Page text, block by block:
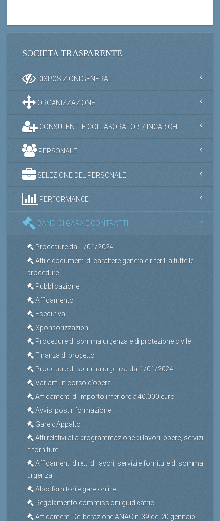
SOCIETA TRASPARENTE
DISPOSIZIONI GENERALI
ORGANIZZAZIONE
CONSULENTI E COLLABORATORI / INCARICHI
PERSONALE
SELEZIONE DEL PERSONALE
PERFORMANCE
BANDI DI GARA E CONTRATTI
Procedure dal 1/01/2024
Atti e documenti di carattere generale riferiti a tutte le
procedure
Pubblicazione
Affidamento
Esecutiva
Sponsorizzazioni
Procedure di somma urgenza e di protezione civile
Finanza di progetto
Procedure di somma urgenza dal 1/01/2024
Varianti in corso d’opera
Affidamenti di importo inferiore a 40.000 euro
Avvisi postinformazione
Gare d'Appalto
Atti relativi alla programmazione di lavori, opere, servizi
e forniture
Affidamenti diretti di lavori, servizi e forniture di somma
urgenza
Albo fornitori e gare online
Regolamento commissioni giudicatrici
Affidamenti Deliberazione ANAC n. 39 del 20 gennaio